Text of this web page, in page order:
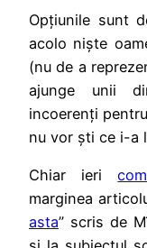
Opțiunile sunt
acolo niște
(nu de a
ajunge unii
incoerenți
nu vor ști ce i-a
Chiar ieri
marginea
asta” scris de